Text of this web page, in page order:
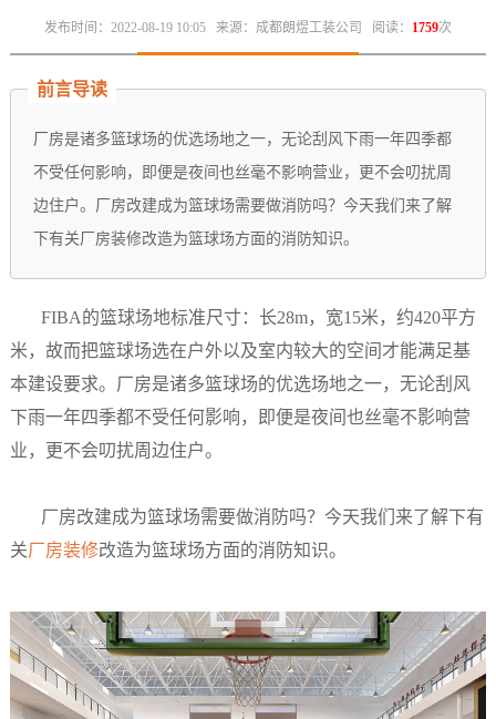
发布时间：2022-08-19 10:05 来源：成都朗煜工装公司 阅读： 1759次
前言导读
厂房是诸多篮球场的优选场地之一，无论刮风下雨一年四季都
不受任何影响，即便是夜间也丝毫不影响营业，更不会叨扰周
边住户。厂房改建成为篮球场需要做消防吗？今天我们来了解
下有关厂房装修改造为篮球场方面的消防知识。
FIBA的篮球场地标准尺寸：长28m，宽15米，约420平方
米，故而把篮球场选在户外以及室内较大的空间才能满足基
本建设要求。厂房是诸多篮球场的优选场地之一，无论刮风
下雨一年四季都不受任何影响，即便是夜间也丝毫不影响营
业，更不会叨扰周边住户。
厂房改建成为篮球场需要做消防吗？今天我们来了解下有
关厂房装修改造为篮球场方面的消防知识。​